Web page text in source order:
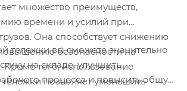
множество преимуществ,
времени и усилий при
Она способствует снижению
безопасности на
Кроме того, использование
позволяет уменьшить
тележки вы сможете значительно
на складе, улучшить
процесса и повысить общую